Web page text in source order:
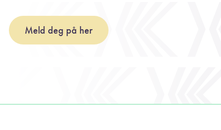
Meld deg på her